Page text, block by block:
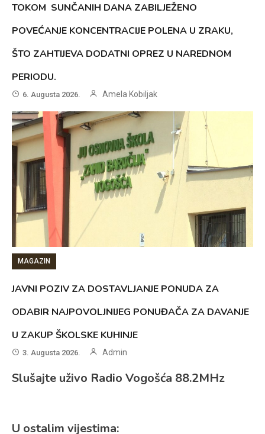
TOKOM SUNČANIH DANA ZABILJEŽENO
POVEĆANJE KONCENTRACIJE POLENA U ZRAKU,
ŠTO ZAHTIJEVA DODATNI OPREZ U NAREDNOM
PERIODU.
6. Augusta 2026. Amela Kobiljak
MAGAZIN
JAVNI POZIV ZA DOSTAVLJANJE PONUDA ZA
ODABIR NAJPOVOLJNIJEG PONUĐAČA ZA DAVANJE
U ZAKUP ŠKOLSKE KUHINJE
3. Augusta 2026. Admin
Slušajte uživo Radio Vogošća 88.2MHz
U ostalim vijestima: